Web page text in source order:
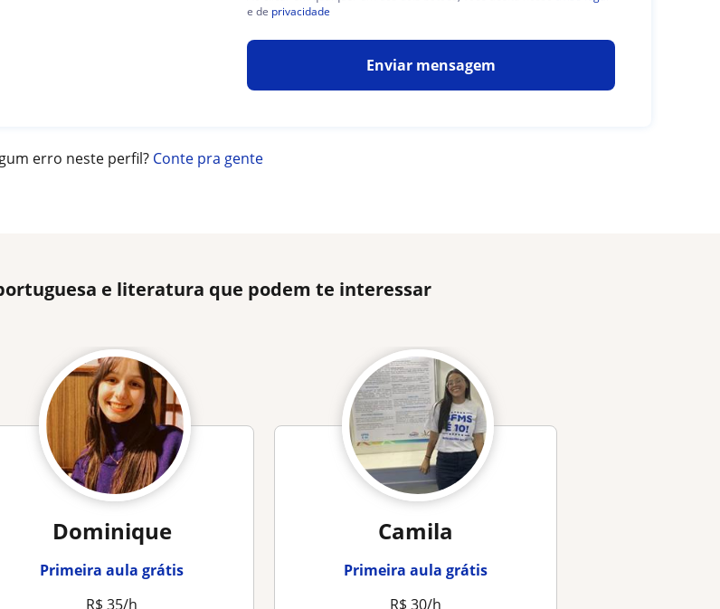
e de privacidade
Enviar mensagem
erro neste perfil? Conte pra gente
e literatura que podem te interessar
Dominique
Primeira aula grátis
R$ 35/h
Camila
Primeira aula grátis
R$ 30/h